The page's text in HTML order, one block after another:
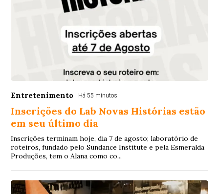
Entretenimento Há 55 minutos
Inscrições do Lab Novas Histórias estão
em seu último dia
Inscrições terminam hoje, dia 7 de agosto; laboratório de
roteiros, fundado pelo Sundance Institute e pela Esmeralda
Produções, tem o Alana como co...